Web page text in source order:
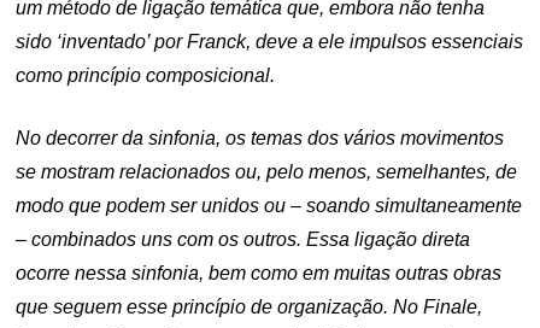
um método de ligação temática que, embora não tenha
sido ‘inventado’ por Franck, deve a ele impulsos essenciais
como princípio composicional.
No decorrer da sinfonia, os temas dos vários movimentos
se mostram relacionados ou, pelo menos, semelhantes, de
modo que podem ser unidos ou – soando simultaneamente
– combinados uns com os outros. Essa ligação direta
ocorre nessa sinfonia, bem como em muitas outras obras
que seguem esse princípio de organização. No Finale,